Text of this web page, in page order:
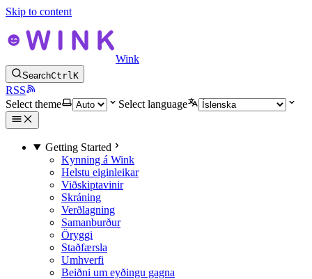
Skip to content
Wink
SearchCtrlK
RSS
Select theme
Select language
Getting Started
Kynning á Wink
Helstu eiginleikar
Viðskiptavinir
Skráning
Verðlagning
Samanburður
Öryggi
Staðfærsla
Umhverfi
Beiðni um eyðingu gagna